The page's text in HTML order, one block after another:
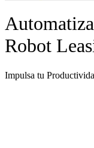
Robot
Impulsa tu